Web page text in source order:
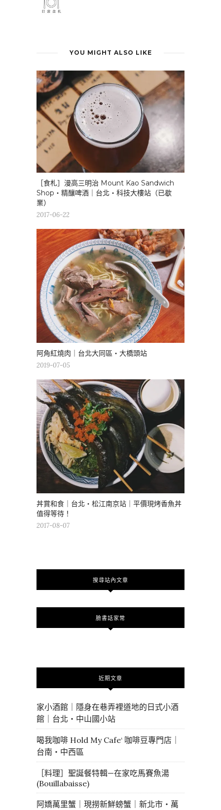
YOU MIGHT ALSO LIKE
［食札］漫高三明治 Mount Kao Sandwich
Shop・精釀啤酒｜台北・科技大樓站（已歇
業）
2017-06-22
阿角紅燒肉｜台北大同區・大橋頭站
2019-07-05
丼賞和食｜台北・松江南京站｜平價現烤香魚丼
值得等待！
2017-08-07
搜尋站內文章
臉書話家常
近期文章
家小酒館｜隱身在巷弄裡道地的日式小酒
館｜台北・中山國小站
喝我咖啡 Hold My Cafe‘ 咖啡豆專門店｜
台南・中西區
［料理］聖誕餐特輯—在家吃馬賽魚湯
(Bouillabaisse)
阿嬌萬里蟹｜現撈新鮮螃蟹｜新北市・萬